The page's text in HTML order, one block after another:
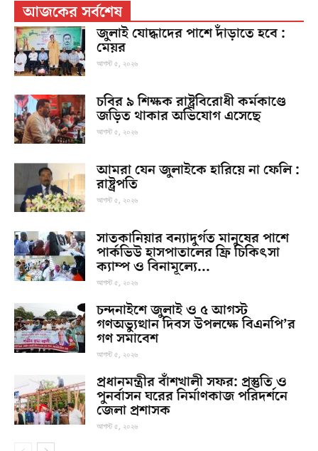
আজকের সর্বশেষ
জুলাই যোদ্ধাদের পাশে দাঁড়াতে হবে :
মেয়র
আগস্ট ৫, ২০২৬
চবির ৯ শিক্ষক রাষ্ট্রবিরোধী কর্মকাণ্ডে
জড়িত থাকার অভিযোগ এসেছে
আগস্ট ৫, ২০২৬
আমরা যেন জুলাইকে হারিয়ে না ফেলি :
রাষ্ট্রপতি
আগস্ট ৫, ২০২৬
সাতকানিয়ার বন্যাদুর্গত মানুষের পাশে
পার্কভিউ হাসপাতালের ফ্রি চিকিৎসা
ক্যাম্প ও বিনামূল্যে...
আগস্ট ৫, ২০২৬
চন্দনাইশে জুলাই ও ৫ আগস্ট
গণঅভ্যুত্থান দিবস উপলক্ষে বিএনপি’র
গণ সমাবেশ
আগস্ট ৫, ২০২৬
প্রধানমন্ত্রীর বাঁশখালী সফর: প্রস্তুতি ও
পুনর্বাসন ঘরের নির্মাণকাজ পরিদর্শনে
জেলা প্রশাসক
আগস্ট ৫, ২০২৬